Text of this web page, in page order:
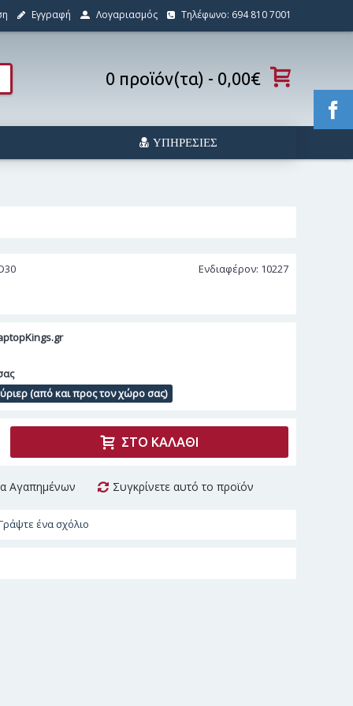
Εγγραφή Λογαριασμός Τηλέφωνο: 694 810 7001
0 προϊόν(τα) - 0,00€
ΥΠΗΡΕΣΊΕΣ
Ενδιαφέρον: 10227
(από και προς τον χώρο σας)
ΣΤΟ ΚΑΛΆΘΙ
Αγαπημένων Συγκρίνετε αυτό το προϊόν
ένα σχόλιο